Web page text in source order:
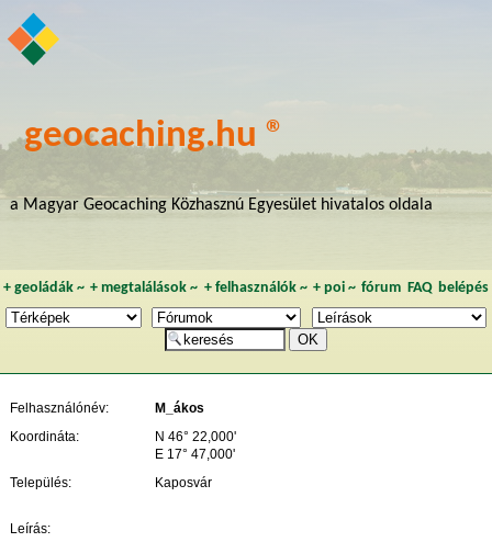
geocaching.hu ®
a Magyar Geocaching Közhasznú Egyesület hivatalos oldala
+ geoládák~ +megtalálások ~ + felhasználók~ + poi~ fórum FAQ belépés
Felhasználónév:
M_ákos
Koordináta:
N 46° 22,000'
E 17° 47,000'
Település:
Kaposvár
Leírás: